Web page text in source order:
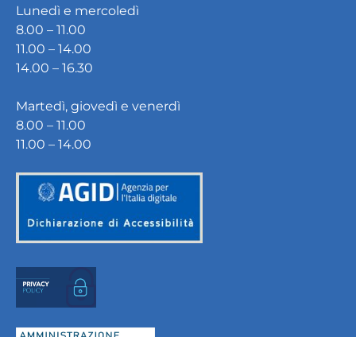
Lunedì e mercoledì
8.00 – 11.00
11.00 – 14.00
14.00 – 16.30
Martedì, giovedì e venerdì
8.00 – 11.00
11.00 – 14.00